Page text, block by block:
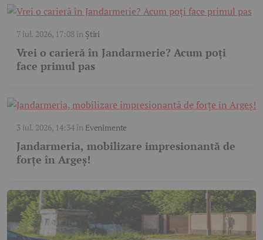
7 iul. 2026, 17:08în Știri
Vrei o carieră în Jandarmerie? Acum poți
face primul pas
3 iul. 2026, 14:34în Evenimente
Jandarmeria, mobilizare impresionantă de
forțe în Argeș!